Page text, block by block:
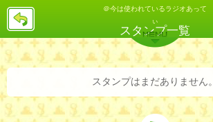
＠今は使われているラジオあって
ぃ
スタンプ一覧
戻
バックナンバー 詳細検索 ランキング
MENU
スタンプはまだありません。